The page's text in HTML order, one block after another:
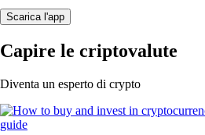
Scarica l'app
Capire le criptovalute
Diventa un esperto di crypto